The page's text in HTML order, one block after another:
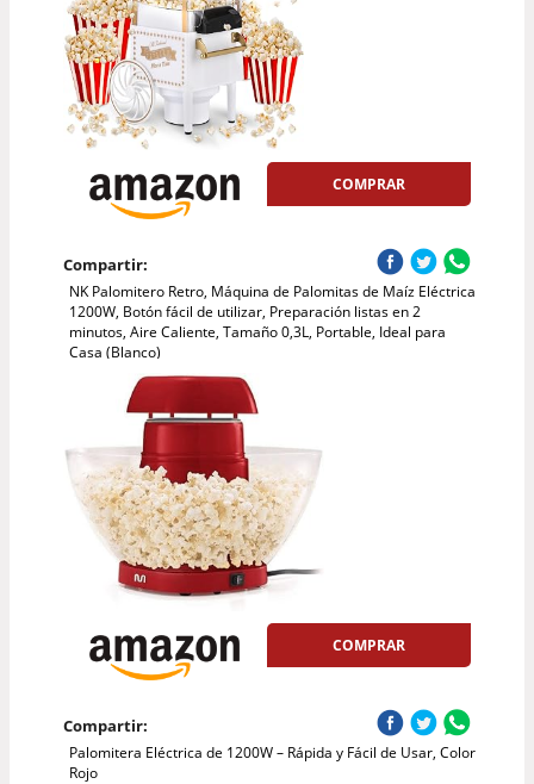
COMPRAR
Compartir:
NK Palomitero Retro, Máquina de Palomitas de Maíz Eléctrica
1200W, Botón fácil de utilizar, Preparación listas en 2
minutos, Aire Caliente, Tamaño 0,3L, Portable, Ideal para
Casa (Blanco)
COMPRAR
Compartir:
Palomitera Eléctrica de 1200W – Rápida y Fácil de Usar, Color
Rojo